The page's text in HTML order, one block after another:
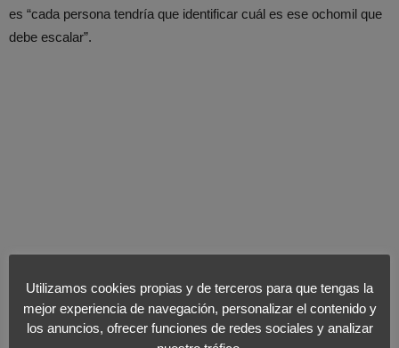
es “cada persona tendría que identificar cuál es ese ochomil que
debe escalar”.
Últimas Noticias
Utilizamos cookies propias y de terceros para que tengas la
mejor experiencia de navegación, personalizar el contenido y
los anuncios, ofrecer funciones de redes sociales y analizar